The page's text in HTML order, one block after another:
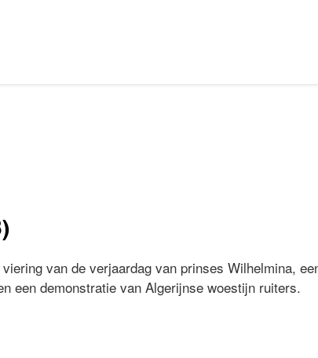
van de verjaardag van prinses Wilhelmina,
een demonstratie van Algerijnse woestijn ruiters.